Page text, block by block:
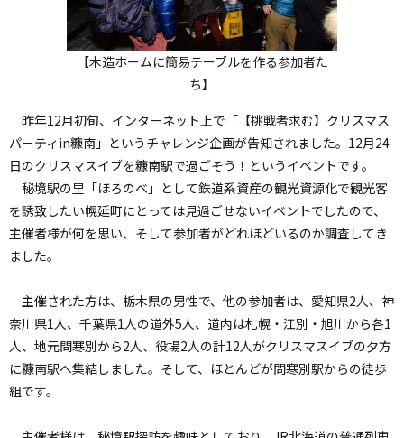
【木造ホームに簡易テーブルを作る参加者た
ち】
昨年12月初旬、インターネット上で「【挑戦者求む】クリスマス
パーティin糠南」というチャレンジ企画が告知されました。12月24
日のクリスマスイブを糠南駅で過ごそう！というイベントです。
秘境駅の里「ほろのべ」として鉄道系資産の観光資源化で観光客
を誘致したい幌延町にとっては見過ごせないイベントでしたので、
主催者様が何を思い、そして参加者がどれほどいるのか調査してき
ました。
主催された方は、栃木県の男性で、他の参加者は、愛知県2人、神
奈川県1人、千葉県1人の道外5人、道内は札幌・江別・旭川から各1
人、地元問寒別から2人、役場2人の計12人がクリスマスイブの夕方
に糠南駅へ集結しました。そして、ほとんどが問寒別駅からの徒歩
組です。